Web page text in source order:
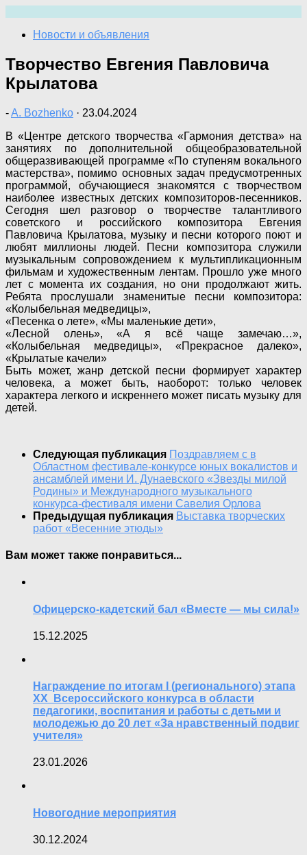
содержимому
Новости и объявления
Творчество Евгения Павловича
Крылатова
-A. Bozhenko · 23.04.2024
В «Центре детского творчества «Гармония детства» на
занятиях по дополнительной общеобразовательной
общеразвивающей программе «По ступеням вокального
мастерства», помимо основных задач предусмотренных
программой, обучающиеся знакомятся с творчеством
наиболее известных детских композиторов-песенников.
Сегодня шел разговор о творчестве талантливого
советского и российского композитора Евгения
Павловича Крылатова, музыку и песни которого поют и
любят миллионы людей. Песни композитора служили
музыкальным сопровождением к мультипликационным
фильмам и художественным лентам. Прошло уже много
лет с момента их создания, но они продолжают жить.
Ребята прослушали знаменитые песни композитора:
«Колыбельная медведицы»,
«Песенка о лете», «Мы маленькие дети»,
«Лесной олень», «А я всё чаще замечаю…»,
«Колыбельная медведицы», «Прекрасное далеко»,
«Крылатые качели»
Быть может, жанр детской песни формирует характер
человека, а может быть, наоборот: только человек
характера легкого и искреннего может писать музыку для
детей.
Следующая публикация Поздравляем с в
Областном фестивале-конкурсе юных вокалистов и
ансамблей имени И. Дунаевского «Звезды милой
Родины» и Международного музыкального
конкурса-фестиваля имени Савелия Орлова
Предыдущая публикация Выставка творческих
работ «Весенние этюды»
Вам может также понравиться...
Офицерско-кадетский бал «Вместе — мы сила!»
15.12.2025
Награждение по итогам I (регионального) этапа
XX Всероссийского конкурса в области
педагогики, воспитания и работы с детьми и
молодежью до 20 лет «За нравственный подвиг
учителя»
23.01.2026
Новогодние мероприятия
30.12.2024